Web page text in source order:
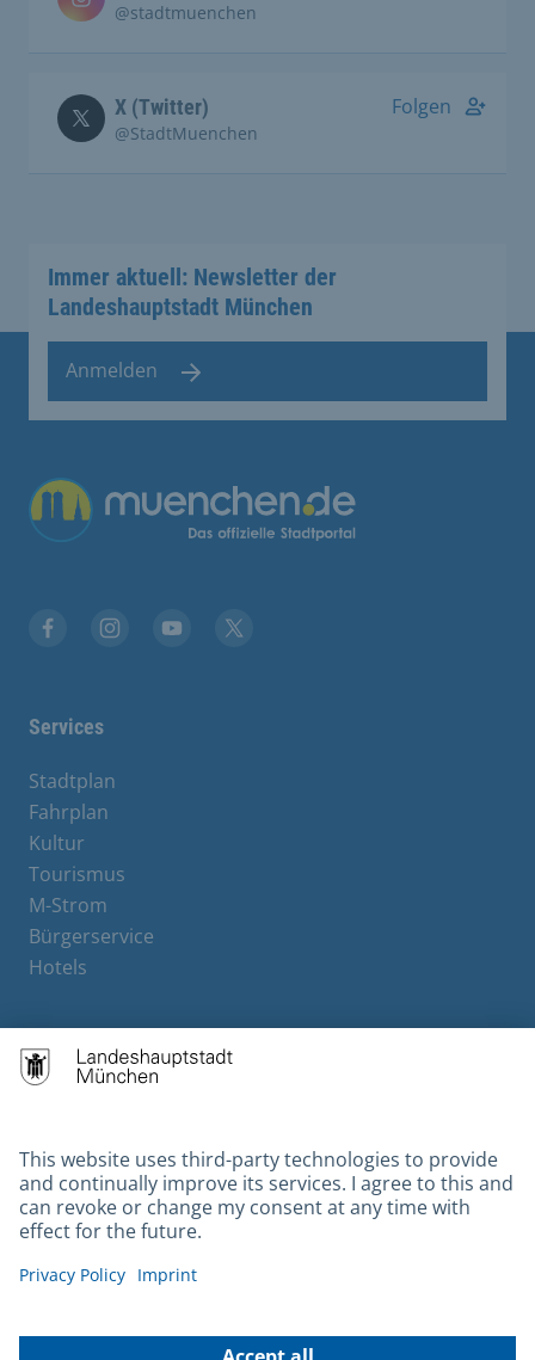
@stadtmuenchen
X (Twitter)
@StadtMuenchen
Folgen
Immer aktuell: Newsletter der
Landeshauptstadt München
Anmelden
Übergreifende Links
Services
Stadtplan
Fahrplan
Kultur
Tourismus
M-Strom
Bürgerservice
Hotels
Contact
Gebärdensprache
Datenschutz
Kontakt